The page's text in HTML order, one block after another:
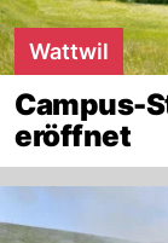
Wattwil
Campus-
eröffnet